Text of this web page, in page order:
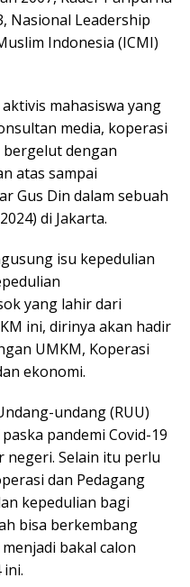
Nasional Leadership
Indonesia (ICMI)
mahasiswa yang
media, koperasi
bergelut dengan
atas sampai
Gus Din dalam sebuah
di Jakarta.
isu kepedulian
yang lahir dari
ini, dirinya akan hadir
UMKM, Koperasi
ekonomi.
undang (RUU)
pandemi Covid-19
Selain itu perlu
dan Pedagang
kepedulian bagi
bisa berkembang
bakal calon
ini.